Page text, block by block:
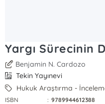
Yargı Sürecinin
Benjamin N. Cardozo
Tekin Yayınevi
Hukuk Araştırma -
ISBN : 9789944612388